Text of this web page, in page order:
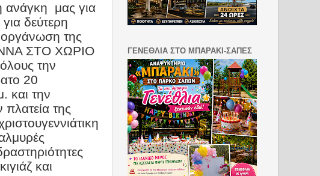
ανάγκη μας για
δεύτερη
της
ΣΤΟ ΧΩΡΙΟ
την
20
και την
της
και
ΓΕΝΕΘΛΙΑ ΣΤΟ ΜΠΑΡΑΚΙ-ΣΑΠΕΣ